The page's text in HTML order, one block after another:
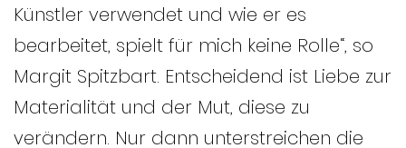
Künstler verwendet und wie er es
bearbeitet, spielt für mich keine Rolle“, so
Margit Spitzbart. Entscheidend ist Liebe zur
Materialität und der Mut, diese zu
verändern. Nur dann unterstreichen die